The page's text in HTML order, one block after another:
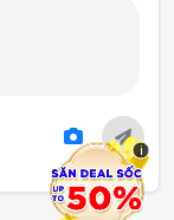
i